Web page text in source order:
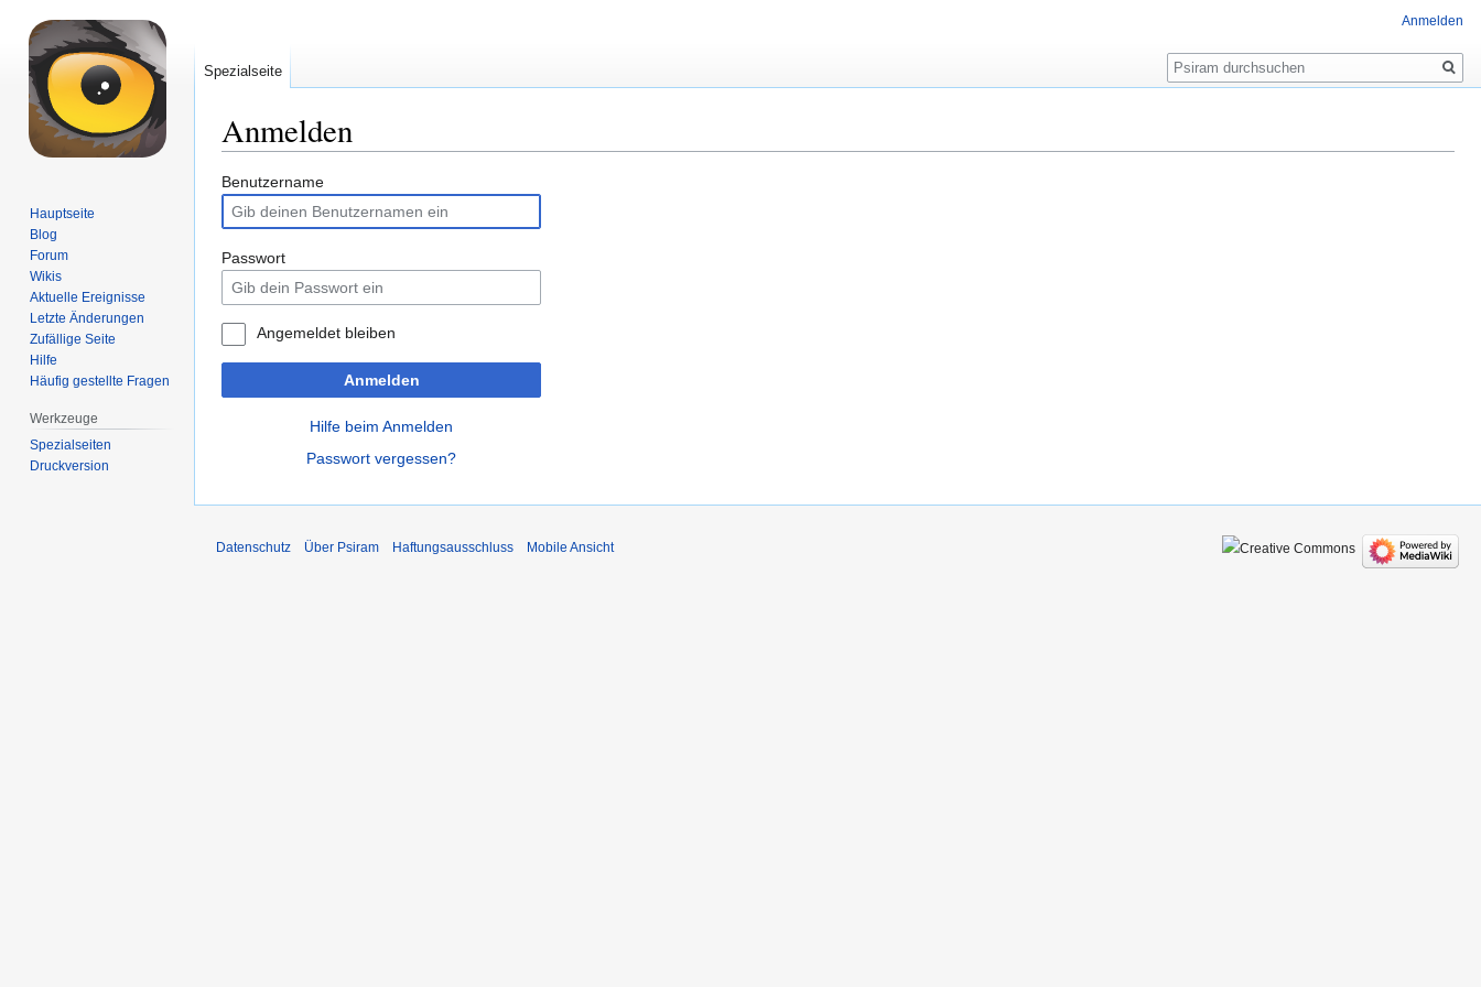
Anmelden
Zur
Navigation
springen
Zur
Suche
springen
Benutzername
Passwort
Angemeldet bleiben
Anmelden
Hilfe beim Anmelden
Passwort vergessen?
Anmelden
Spezialseite
Suche
Hauptseite
Blog
Forum
Wikis
Aktuelle Ereignisse
Letzte Änderungen
Zufällige Seite
Hilfe
Häufig gestellte Fragen
Werkzeuge
Spezialseiten
Druckversion
Datenschutz Über Psiram Haftungsausschluss Mobile Ansicht